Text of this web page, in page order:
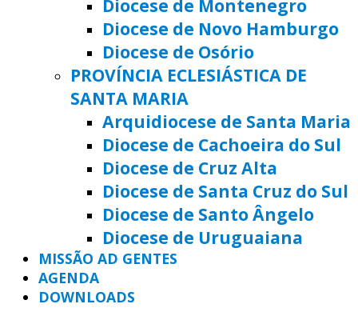
Diocese de Montenegro
Diocese de Novo Hamburgo
Diocese de Osório
PROVÍNCIA ECLESIÁSTICA DE
SANTA MARIA
Arquidiocese de Santa Maria
Diocese de Cachoeira do Sul
Diocese de Cruz Alta
Diocese de Santa Cruz do Sul
Diocese de Santo Ângelo
Diocese de Uruguaiana
MISSÃO AD GENTES
AGENDA
DOWNLOADS